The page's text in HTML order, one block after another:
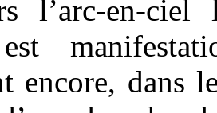
l’arc-en-
encore, dans